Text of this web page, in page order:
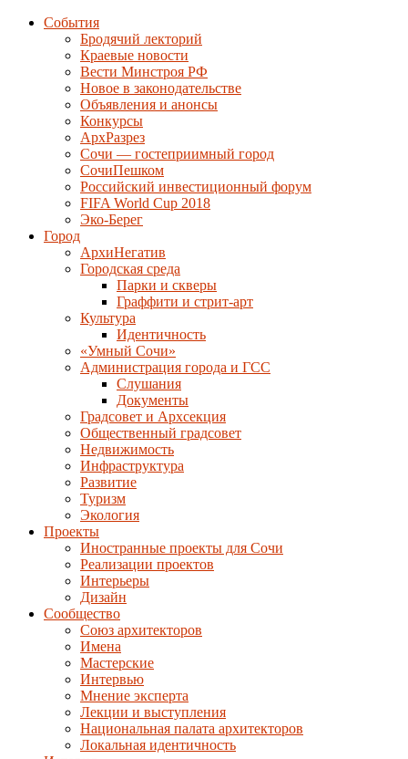
События
Бродячий лекторий
Краевые новости
Вести Минстроя РФ
Новое в законодательстве
Объявления и анонсы
Конкурсы
АрхРазрез
Сочи — гостеприимный город
СочиПешком
Российский инвестиционный форум
FIFA World Cup 2018
Эко-Берег
Город
АрхиНегатив
Городская среда
Парки и скверы
Граффити и стрит-арт
Культура
Идентичность
«Умный Сочи»
Администрация города и ГСС
Слушания
Документы
Градсовет и Архсекция
Общественный градсовет
Недвижимость
Инфраструктура
Развитие
Туризм
Экология
Проекты
Иностранные проекты для Сочи
Реализации проектов
Интерьеры
Дизайн
Сообщество
Союз архитекторов
Имена
Мастерские
Интервью
Мнение эксперта
Лекции и выступления
Национальная палата архитекторов
Локальная идентичность